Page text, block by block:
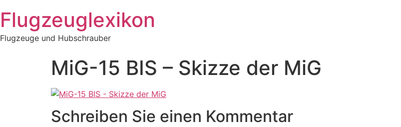
Inhalt
springen
Flugzeuglexikon
Flugzeuge und Hubschrauber
MiG-15 BIS – Skizze der MiG
Schreiben Sie einen Kommentar